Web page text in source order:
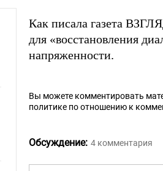
Как писала газета
для «восстановления
напряженности.
Вы можете комментировать
политике по отношению к
Обсуждение: 4 комментария